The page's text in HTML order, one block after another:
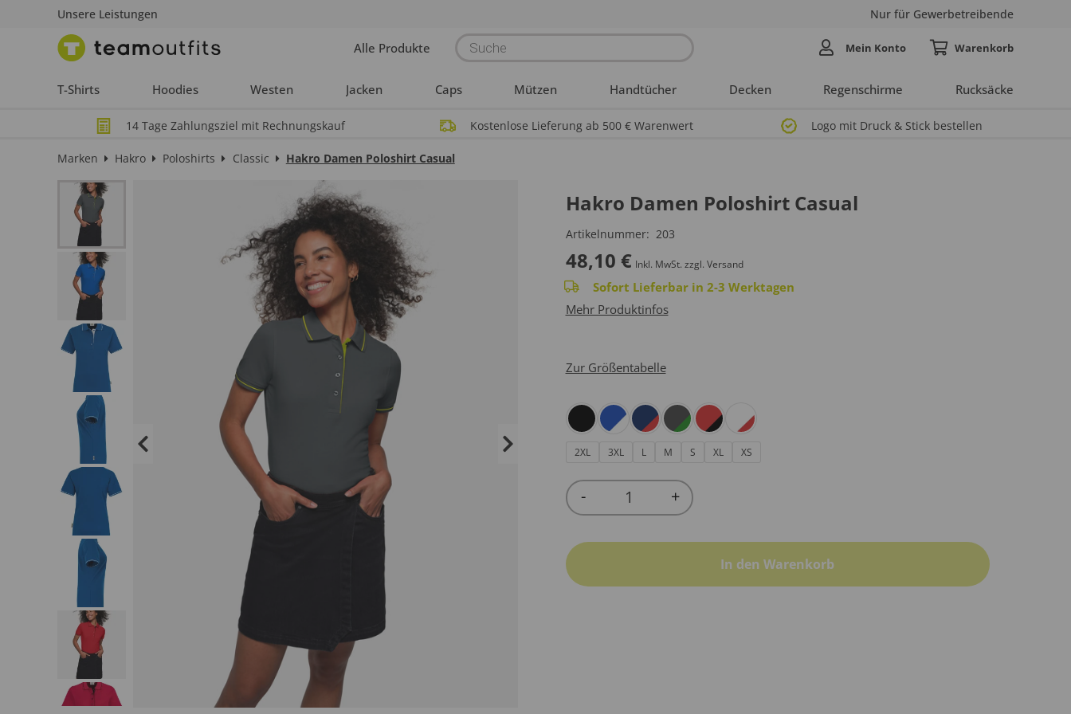
Unsere Leistungen Nur für Gewerbetreibende
Alle Produkte Products
search
T-Shirts Hoodies Westen Jacken Caps Mützen Handtücher Decken Regenschirme Rucksäcke
Mein Konto
14 Tage Zahlungsziel mit Rechnungskauf Kostenlose Lieferung ab 500 € Warenwert Logo mit Druck & Stick bestellen
Marken Hakro Poloshirts Classic Hakro Damen Poloshirt Casual
Hakro Damen Poloshirt Casual
Artikelnummer: 203
48,10 € Inkl. MwSt. zzgl. Versand
Sofort Lieferbar in 2-3 Werktagen
Mehr Produktinfos
Zur Größentabelle
2XL 3XL L M S XL XS
Quantity
- +
In den Warenkorb